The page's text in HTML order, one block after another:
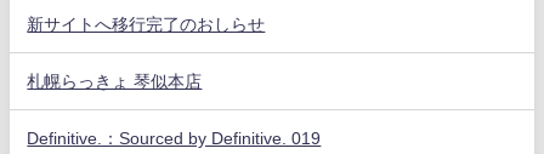
新サイトへ移行完了のおしらせ
札幌らっきょ 琴似本店
Definitive.：Sourced by Definitive. 019